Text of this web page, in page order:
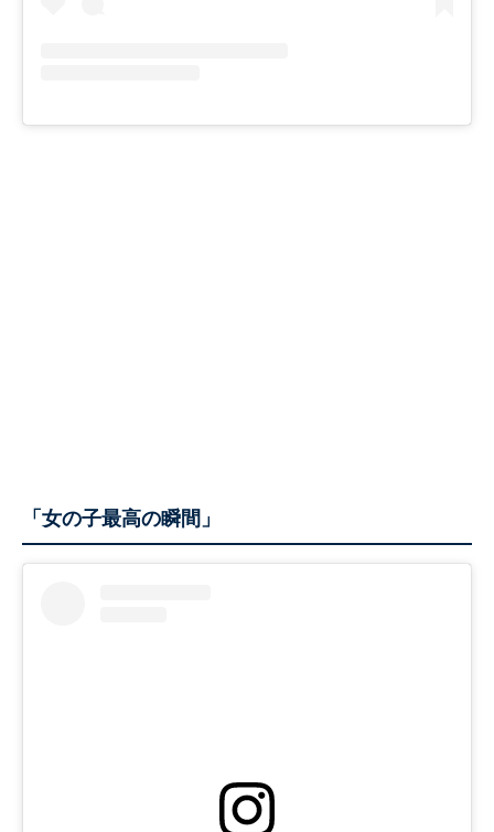
「女の子最高の瞬間」